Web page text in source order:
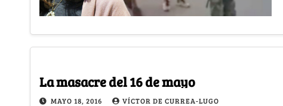
La masacre del 16 de mayo
MAYO 18, 2016 VÍCTOR DE CURREA-LUGO